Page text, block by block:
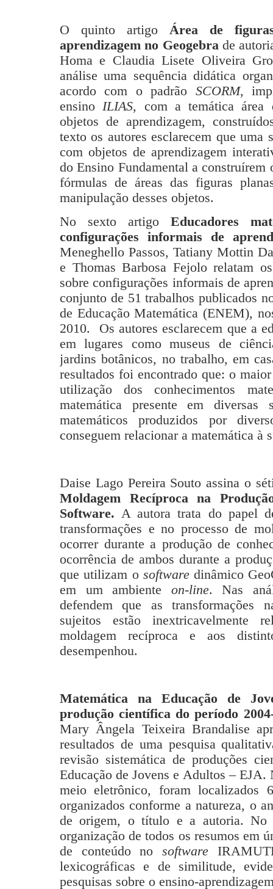
O quinto artigoÁrea de
aprendizagem no Geogebra de
Homa e Claudia Lisete Oliveira
análise uma sequência didática
acordo com o padrão SCORM,
ensinoILIAS, com a temática área
objetos de aprendizagem,
texto os autores esclarecem que uma
com objetos de aprendizagem
do Ensino Fundamental a construírem
fórmulas de áreas das figuras
manipulação desses objetos.
No sexto artigo
Educadores
configurações informais de
Meneghello Passos, Tatiany Mottin
e Thomas Barbosa Fejolo relatam
sobre configurações informais de
conjunto de 51 trabalhos publicados
de Educação Matemática (ENEM),
2010. Os autores esclarecem que a
em lugares como museus de
jardins botânicos, no trabalho, em
resultados foi encontrado que: o
utilização dos conhecimentos
matemática presente em diversas
matemáticos produzidos por
conseguem relacionar a matemática à
Daise Lago Pereira Souto assina o
Moldagem Recíproca na
Software. A autora trata do papel
transformações e no processo de
ocorrer durante a produção de
ocorrência de ambos durante a
que utilizam o softwaredinâmico
em um ambiente on-line. Nas
defendem que as transformações
sujeitos estão inextricavelmente
moldagem recíproca e aos
desempenhou.
Matemática na Educação de
produção científica do período
Mary Ângela Teixeira Brandalise
resultados de uma pesquisa
revisão sistemática de produções
Educação de Jovens e Adultos –
meio eletrônico, foram localizados
organizados conforme a natureza, o
de origem, o título e a autoria. No
organização de todos os resumos em
de conteúdo no software
lexicográficas e de similitude,
pesquisas sobre o ensino-